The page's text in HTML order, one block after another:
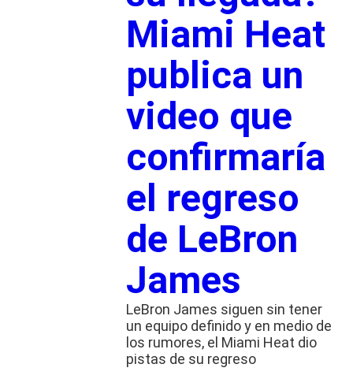
Miami Heat
publica un
video que
confirmaría
el regreso
de LeBron
James
LeBron James siguen sin tener
un equipo definido y en medio de
los rumores, el Miami Heat dio
pistas de su regreso